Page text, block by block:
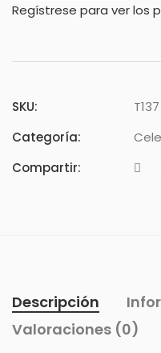
Regístrese para ver los
SKU:
T137
Categoría:
Compartir:
Descripción
Valoraciones (0)